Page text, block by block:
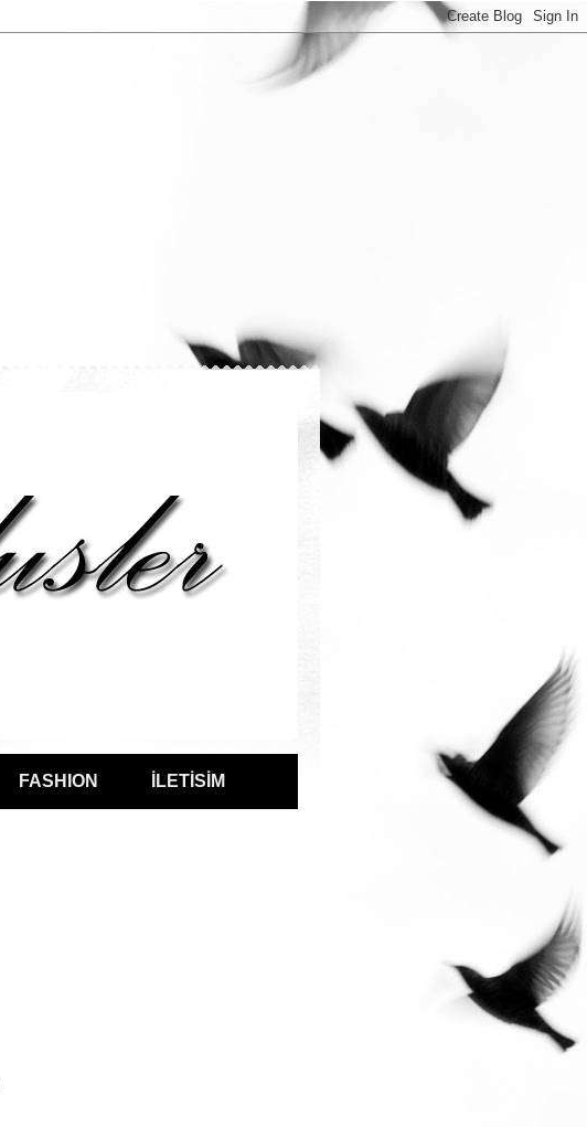
FASHION İLETİSİM